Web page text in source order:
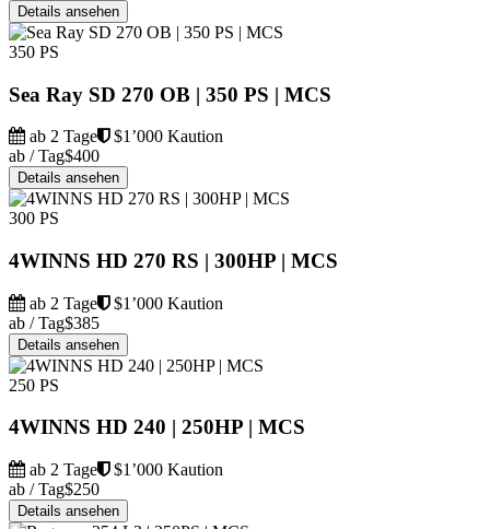
Details ansehen
350 PS
Sea Ray SD 270 OB | 350 PS | MCS
ab 2 Tage
$1’000 Kaution
ab / Tag$400
Details ansehen
300 PS
4WINNS HD 270 RS | 300HP | MCS
ab 2 Tage
$1’000 Kaution
ab / Tag$385
Details ansehen
250 PS
4WINNS HD 240 | 250HP | MCS
ab 2 Tage
$1’000 Kaution
ab / Tag$250
Details ansehen